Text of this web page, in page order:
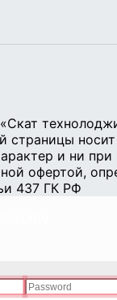
страницы
и ни при
офертой,
437 ГК РФ